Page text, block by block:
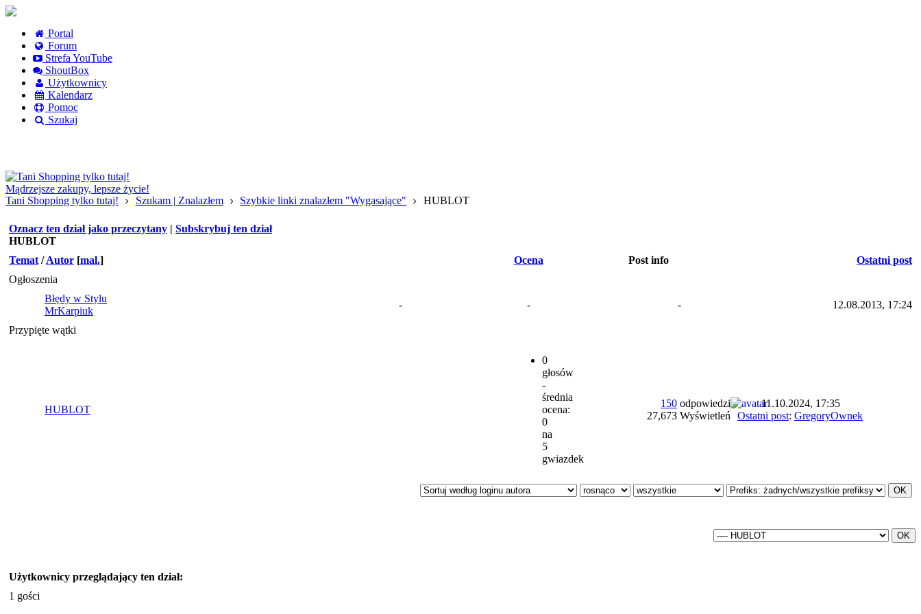
Portal
Forum
Strefa YouTube
ShoutBox
Użytkownicy
Kalendarz
Pomoc
Szukaj
Mądrzejsze zakupy, lepsze życie!
Tani Shopping tylko tutaj!
Szukam | Znalazłem Szybkie linki znalazłem "Wygasające" HUBLOT
Oznacz ten dział jako przeczytany | Subskrybuj ten dział
HUBLOT
Temat /Autor [mal.] Ocena Post info
Ostatni post
Ogłoszenia
Błędy w Stylu
MrKarpiuk
- - - 12.08.2013, 17:24
Przypięte wątki
HUBLOT
0
głosów
-
średnia
ocena:
0
na
5
gwiazdek
150 odpowiedzi
27,673 Wyświetleń
11.10.2024, 17:35
Ostatni post: GregoryOwnek
Użytkownicy przeglądający ten dział:
1 gości